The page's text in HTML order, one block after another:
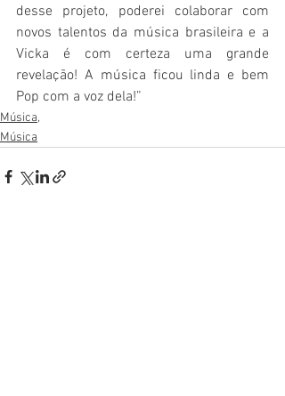
desse projeto, poderei colaborar com
novos talentos da música brasileira e a
Vicka é com certeza uma grande
revelação! A música ficou linda e bem
Pop com a voz dela!”
Música,
Música